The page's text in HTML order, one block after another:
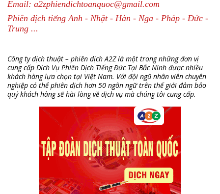
Email: a2zphiendichtoanquoc@gmail.com
Phiên dịch tiếng Anh - Nhật - Hàn - Nga - Pháp - Đức -
Trung ...
Công ty dịch thuật – phiên dịch A2Z là một trong những đơn vị
cung cấp Dịch Vụ Phiên Dịch Tiếng Đức Tại Bắc Ninh được nhiều
khách hàng lựa chọn tại Việt Nam. Với đội ngũ nhân viên chuyên
nghiệp có thể phiên dịch hơn 50 ngôn ngữ trên thế giới đảm bảo
quý khách hàng sẽ hài lòng về dịch vụ mà chúng tôi cung cấp.